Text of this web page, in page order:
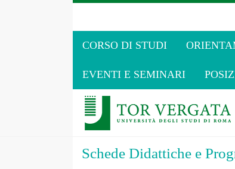
CORSO DI STUDI
EVENTI E SEMINARI
Schede Didattiche e